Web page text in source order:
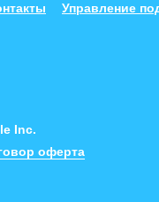
Inc.
оферта
Управление